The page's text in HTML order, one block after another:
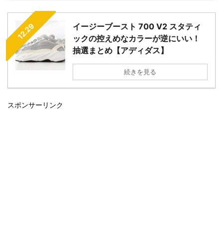
12.29
イージーブースト 700 V2 スタティ
ックの控えめなカラーが逆にいい！
抽選まとめ【アディダス】
続きを見る
スポンサーリンク